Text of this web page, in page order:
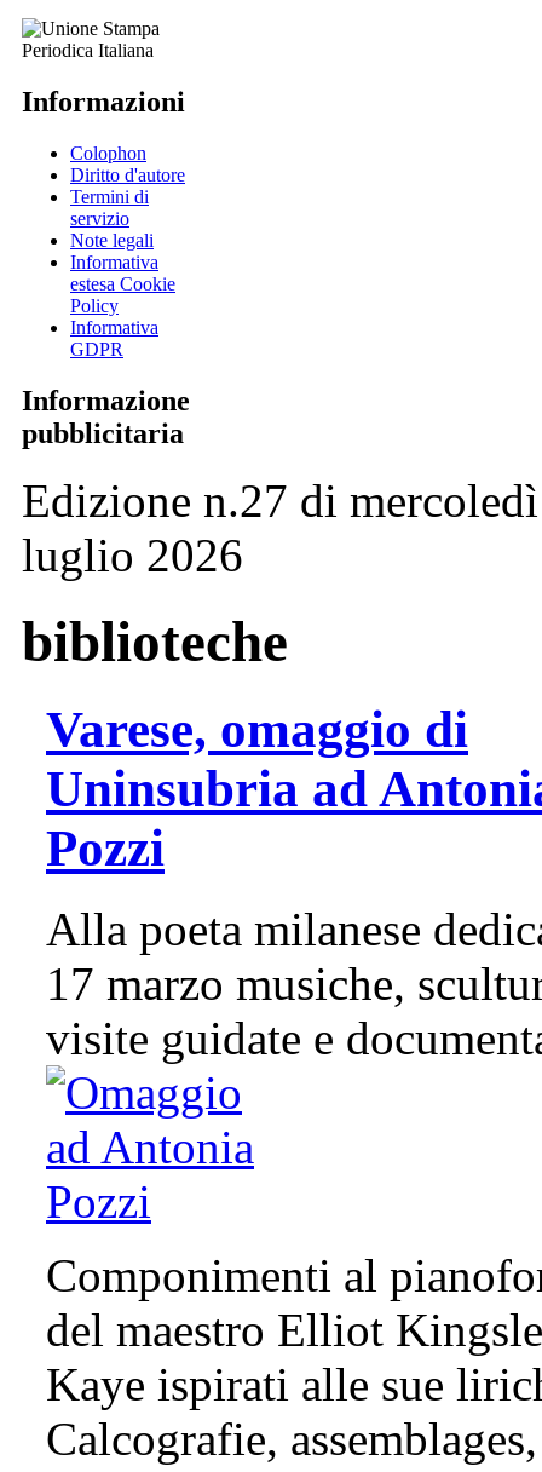
Informazioni
Colophon
Diritto d'autore
Termini di
servizio
Note legali
Informativa
estesa Cookie
Policy
Informativa
GDPR
Informazione
pubblicitaria
Edizione n.27 di
luglio 2026
biblioteche
Varese, omaggio di
Uninsubria ad
Pozzi
Alla poeta milanese
17 marzo musiche,
visite guidate e
Componimenti al
del maestro Elliot
Kaye ispirati alle sue
Calcografie, assemblages,